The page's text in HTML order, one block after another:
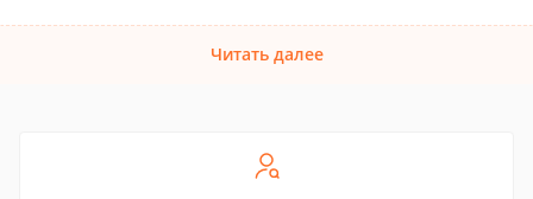
Читать далее